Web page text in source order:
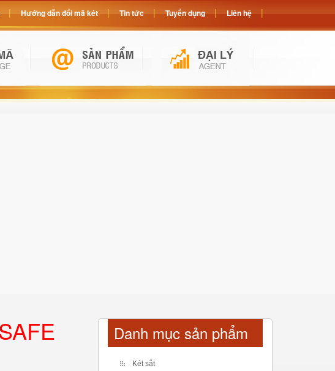
Danh mục sản phẩm
Két sắt
Hướng dẫn đổi mã két Tin tức Tuyển dụng Liên hệ